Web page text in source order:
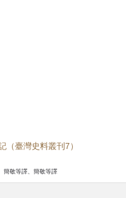
（臺灣史料叢刊7）
簡敬等譯、簡敬等譯